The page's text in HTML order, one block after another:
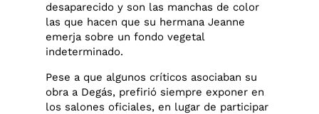
desaparecido y son las manchas de color
las que hacen que su hermana Jeanne
emerja sobre un fondo vegetal
indeterminado.
Pese a que algunos críticos asociaban su
obra a Degás, prefirió siempre exponer en
los salones oficiales, en lugar de participar